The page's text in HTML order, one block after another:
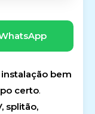
instalação bem
certo.
splitão,